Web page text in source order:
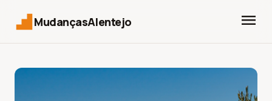
MudançasAlentejo menu